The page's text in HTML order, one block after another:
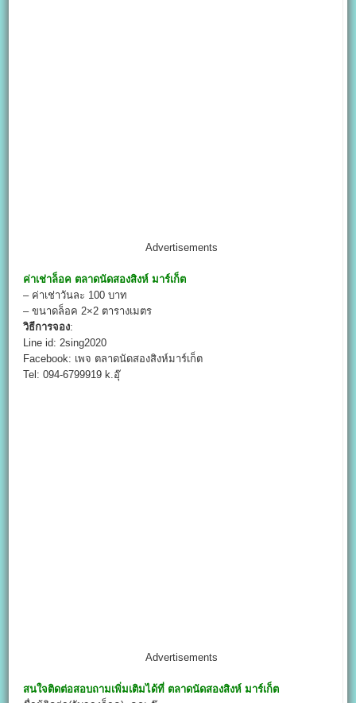
Advertisements
ค่าเช่าล็อค ตลาดนัดสองสิงห์ มาร์เก็ต
– ค่าเช่าวันละ 100 บาท
– ขนาดล็อค 2×2 ตารางเมตร
วิธีการจอง:
Line id: 2sing2020
Facebook: เพจ ตลาดนัดสองสิงห์มาร์เก็ต
Tel: 094-6799919 k.อุ๊
Advertisements
สนใจติดต่อสอบถามเพิ่มเติมได้ที่ ตลาดนัดสองสิงห์ มาร์เก็ต